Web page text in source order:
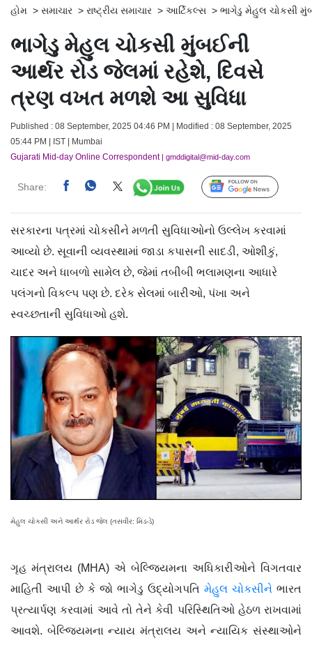
હોમ > સમાચાર > રાષ્ટ્રીય સમાચાર > આર્ટિકલ્સ > ભાગેડુ મેહુલ ચોકસી
ભાગેડુ મેહુલ ચોકસી મુંબઈની
આર્થર રોડ જેલમાં રહેશે, દિવસે
ત્રણ વખત મળશે આ સુવિધા
Published : 08 September, 2025 04:46 PM | Modified : 08 September, 2025
05:44 PM | IST | Mumbai
Gujarati Mid-day Online Correspondent| gmddigital@mid-day.com
Share: Follow Us
સરકારના પત્રમાં ચોકસીને મળતી સુવિધાઓનો ઉલ્લેખ કરવામાં
આવ્યો છે. સૂવાની વ્યવસ્થામાં જાડા કપાસની સાદડી, ઓશીકું,
ચાદર અને ધાબળો સામેલ છે, જેમાં તબીબી ભલામણના આધારે
પલંગનો વિકલ્પ પણ છે. દરેક સેલમાં બારીઓ, પંખા અને
સ્વચ્છતાની સુવિધાઓ હશે.
મેહુલ ચોકસી અને આર્થર રોડ જેલ (તસવીર: મિડ-ડે)
ગૃહ મંત્રાલય (MHA) એ બેલ્જિયમના અધિકારીઓને વિગતવાર
માહિતી આપી છે કે જો ભાગેડુ ઉદ્યોગપતિ મેહુલ ચોકસીને ભારત
પ્રત્યાર્પણ કરવામાં આવે તો તેને કેવી પરિસ્થિતિઓ હેઠળ રાખવામાં
આવશે. બેલ્જિયમના ન્યાય મંત્રાલય અને ન્યાયિક સંસ્થાઓને